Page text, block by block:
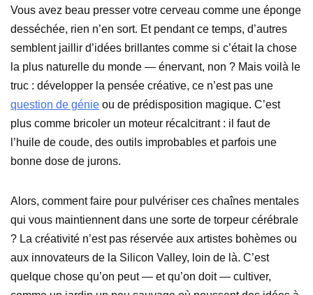
Vous avez beau presser votre cerveau comme une éponge
desséchée, rien n’en sort. Et pendant ce temps, d’autres
semblent jaillir d’idées brillantes comme si c’était la chose
la plus naturelle du monde — énervant, non ? Mais voilà le
truc : développer la pensée créative, ce n’est pas une
question de génie ou de prédisposition magique. C’est
plus comme bricoler un moteur récalcitrant : il faut de
l’huile de coude, des outils improbables et parfois une
bonne dose de jurons.
Alors, comment faire pour pulvériser ces chaînes mentales
qui vous maintiennent dans une sorte de torpeur cérébrale
? La créativité n’est pas réservée aux artistes bohèmes ou
aux innovateurs de la Silicon Valley, loin de là. C’est
quelque chose qu’on peut — et qu’on doit — cultiver,